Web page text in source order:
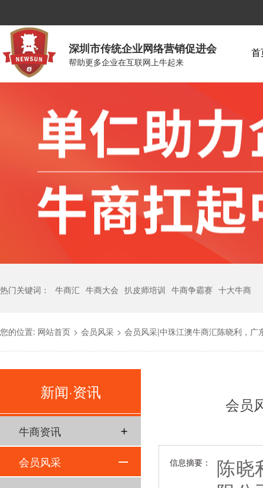
深圳市传统企业网络营销促进会
帮助更多企业在互联网上牛起来
热门关键词： 牛商汇 牛商大会 扒皮师培训 牛商争霸赛 十大牛商
您的位置: 网站首页 > 会员风采 > 会员风采|中珠江澳牛商汇陈晓利，广
会员
信息摘要：
陈晓
新闻·资讯
牛商资讯
会员风采